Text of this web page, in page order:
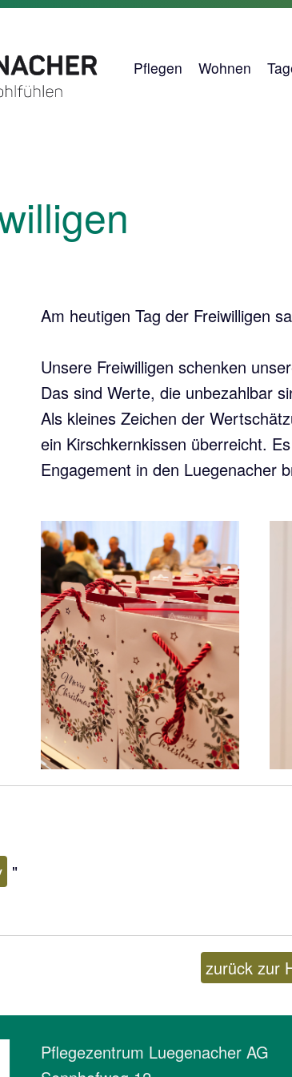
Pflegen Wohnen
Am heutigen Tag der Freiwilligen
Unsere Freiwilligen schenken
Das sind Werte, die unbezahlbar
Als kleines Zeichen der
ein Kirschkernkissen überreicht.
Engagement in den Luegenacher
"
zurück zur
Pflegezentrum Luegenacher AG